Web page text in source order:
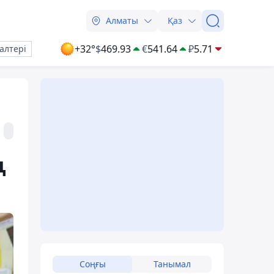
Алматы Қаз
+32°$469.93 €541.64 ₽5.71
Соңғы Танымал